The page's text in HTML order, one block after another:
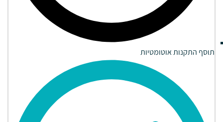
תוסף התקנות אוטומטיות